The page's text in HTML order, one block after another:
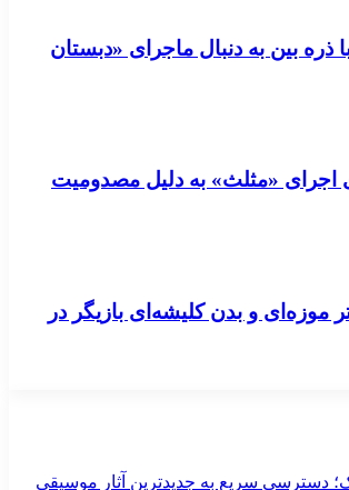
ذره بین به دنبال ماجرای «دبستان
اجرای «مثلث» به دلیل مصدومیت
موزه‌ای و بدن کلیشه‌ای بازیگر در